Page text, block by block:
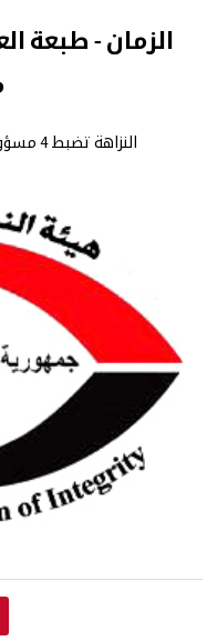
الزمان - طبعة
النزاهة تضبط 4 مسؤولين بتهمة إختلاس 1.7 مليار دينار